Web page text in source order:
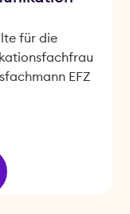
für die
EFZ